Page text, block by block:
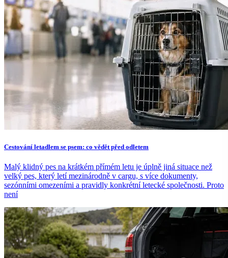
Cestování letadlem se psem: co vědět před odletem
Malý klidný pes na krátkém přímém letu je úplně jiná situace než
velký pes, který letí mezinárodně v cargu, s více dokumenty,
sezónními omezeními a pravidly konkrétní letecké společnosti. Proto
není